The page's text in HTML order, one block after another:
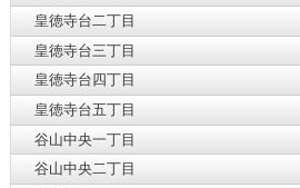
皇徳寺台二丁目
皇徳寺台三丁目
皇徳寺台四丁目
皇徳寺台五丁目
谷山中央一丁目
谷山中央二丁目